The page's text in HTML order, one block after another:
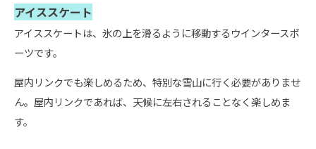
アイススケート
アイススケートは、氷の上を滑るように移動するウインタースポ
ーツです。
屋内リンクでも楽しめるため、特別な雪山に行く必要がありませ
ん。屋内リンクであれば、天候に左右されることなく楽しめま
す。